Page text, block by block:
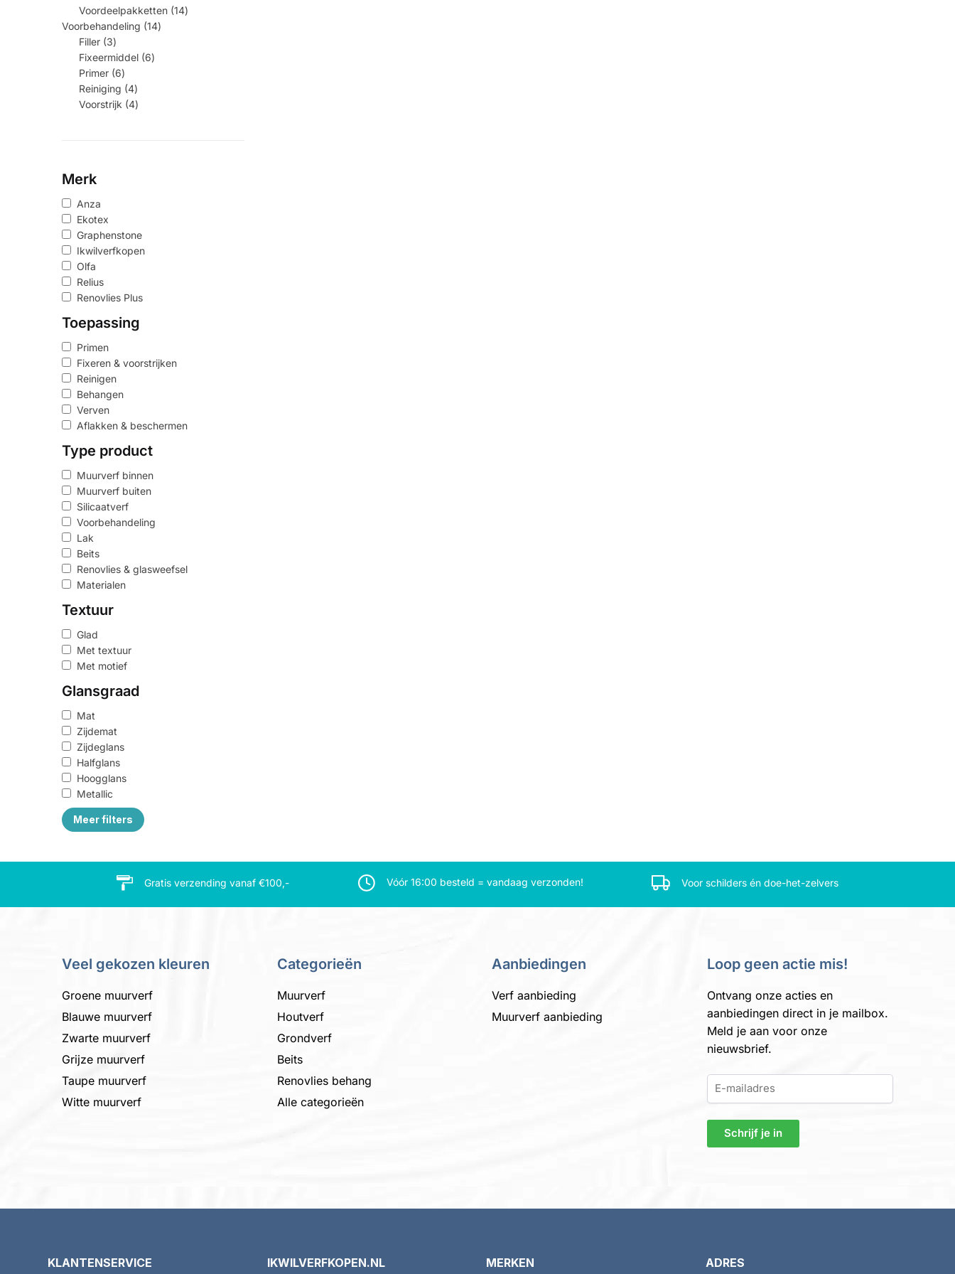
Voordeelpakketten 1414
producten
Voorbehandeling 1414
producten
Filler 33
producten
Fixeermiddel 66
producten
Primer 66
producten
Reiniging
44
producten
Voorstrijk
44
producten
Merk
Anza
Ekotex
Graphenstone
Ikwilverfkopen
Olfa
Relius
Renovlies Plus
Toepassing
Primen
Fixeren & voorstrijken
Reinigen
Behangen
Verven
Aflakken & beschermen
Type product
Muurverf binnen
Muurverf buiten
Silicaatverf
Voorbehandeling
Lak
Beits
Renovlies & glasweefsel
Materialen
Textuur
Glad
Met textuur
Met motief
Glansgraad
Mat
Zijdemat
Zijdeglans
Halfglans
Hoogglans
Metallic
Meer filters
1 liter
4 liter
6 liter
10 liter
12,5 liter
15 liter
Dekking
Dekkend
3
Behang/Renovlies
Gratis verzending vanaf €100,- Vóór 16:00 besteld = vandaag verzonden! Voor schilders én doe-het-zelvers
Veel gekozen kleuren
Groene muurverf
Blauwe muurverf
Zwarte muurverf
Grijze muurverf
Taupe muurverf
Witte muurverf
Categorieën
Muurverf
Houtverf
Grondverf
Beits
Renovlies behang
Alle categorieën
Aanbiedingen
Verf aanbieding
Muurverf aanbieding
Loop geen actie mis!
Ontvang onze acties en
aanbiedingen direct in je mailbox.
Meld je aan voor onze
nieuwsbrief.
KLANTENSERVICE IKWILVERFKOPEN.NL MERKEN ADRES